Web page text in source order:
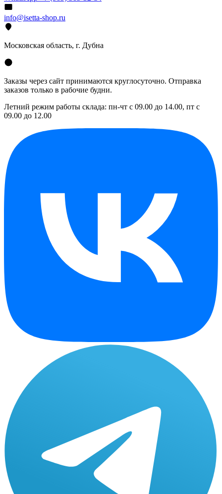
info@isetta-shop.ru
Московская область, г. Дубна
Заказы через сайт принимаются круглосуточно. Отправка
заказов только в рабочие будни.
Летний режим работы склада: пн-чт с 09.00 до 14.00, пт с
09.00 до 12.00